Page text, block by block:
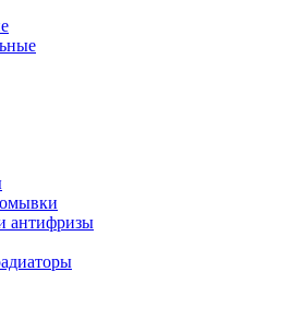
антифризы